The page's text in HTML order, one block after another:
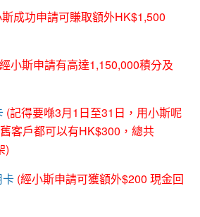
成功申請可賺取額外HK$1,500
小斯申請有高達1,150,000積分及
(記得要喺3月1日至31日，用小斯呢
客戶都可以有HK$300，總共
)
(經小斯申請可獲額外$200 現金回